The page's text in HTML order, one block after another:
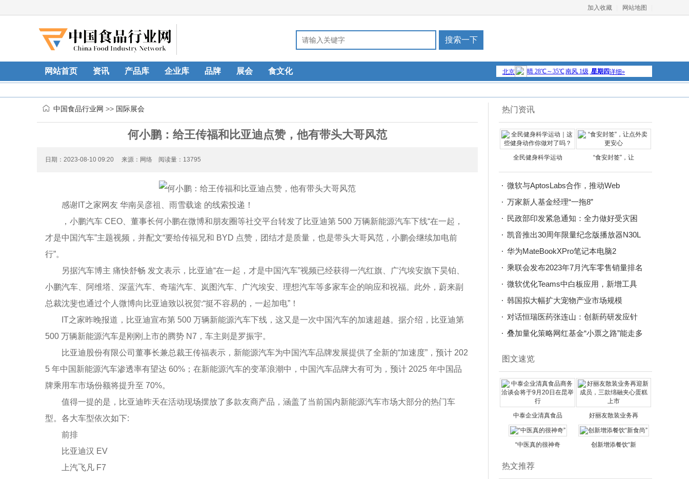
加入收藏 网站地图
网站首页 资讯 产品库 企业库 品牌 展会 食文化
中国食品行业网 >> 国际展会
何小鹏：给王传福和比亚迪点赞，他有带头大哥风范
日期：2023-08-10 09:20 来源：网络 阅读量：13795
感谢IT之家网友 华南吴彦祖、雨雪载途 的线索投递！
，小鹏汽车 CEO、董事长何小鹏在微博和朋友圈等社交平台转发了比亚迪第 500 万辆新能源汽车下线“在一起，
才是中国汽车”主题视频，并配文“要给传福兄和 BYD 点赞，团结才是质量，也是带头大哥风范，小鹏会继续加电前
行”。
另据汽车博主 痛快舒畅 发文表示，比亚迪“在一起，才是中国汽车”视频已经获得一汽红旗、广汽埃安旗下昊铂、
小鹏汽车、阿维塔、深蓝汽车、奇瑞汽车、岚图汽车、广汽埃安、理想汽车等多家车企的响应和祝福。此外，蔚来副
总裁沈斐也通过个人微博向比亚迪致以祝贺:“挺不容易的，一起加电”！
IT之家昨晚报道，比亚迪宣布第 500 万辆新能源汽车下线，这又是一次中国汽车的加速超越。据介绍，比亚迪第
500 万辆新能源汽车是刚刚上市的腾势 N7，车主则是罗振宇。
比亚迪股份有限公司董事长兼总裁王传福表示，新能源汽车为中国汽车品牌发展提供了全新的“加速度”，预计 202
5 年中国新能源汽车渗透率有望达 60%；在新能源汽车的变革浪潮中，中国汽车品牌大有可为，预计 2025 年中国品
牌乘用车市场份额将提升至 70%。
值得一提的是，比亚迪昨天在活动现场摆放了多款友商产品，涵盖了当前国内新能源汽车市场大部分的热门车
型。各大车型依次如下:
前排
比亚迪汉 EV
上汽飞凡 F7
热门资讯
全民健身科学运动 “食安封签”，让
微软与AptosLabs合作，推动Web
万家新人基金经理“一拖8”
民政部印发紧急通知：全力做好受灾困
难群众
凯音推出30周年限量纪念版播放器N30L
华为MateBookXPro笔记本电脑2
乘联会发布2023年7月汽车零售销量排名
微软优化Teams中白板应用，新增工具
栏
韩国拟大幅扩大宠物产业市场规模
对话恒瑞医药张连山：创新药研发应针
对5-
叠加量化策略网红基金“小票之路”能走多
图文速览
中泰企业清真食品 好丽友散装业务再
“中医真的很神奇 创新增添餐饮“新
热文推荐